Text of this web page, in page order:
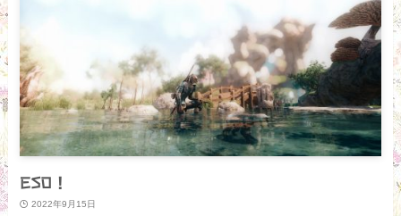
ESO！
2022年9月15日